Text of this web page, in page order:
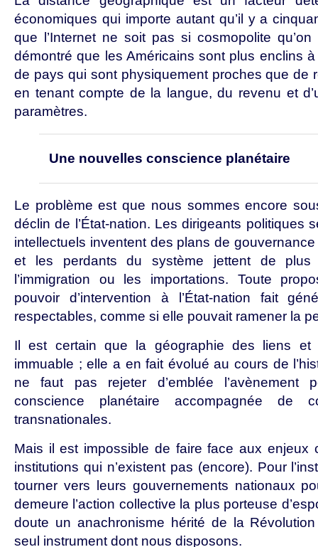
économiques qui importe autant qu’il y a
que l’Internet ne soit pas si cosmopolite
démontré que les Américains sont plus enclins
de pays qui sont physiquement proches que de
en tenant compte de la langue, du revenu et
paramètres.
Une nouvelles conscience planétaire
Le problème est que nous sommes encore
déclin de l’État-nation. Les dirigeants politiques
intellectuels inventent des plans de
et les perdants du système jettent de
l’immigration ou les importations. Toute
pouvoir d’intervention à l’État-nation fait
respectables, comme si elle pouvait ramener la
Il est certain que la géographie des liens et
immuable ; elle a en fait évolué au cours de
ne faut pas rejeter d’emblée l’avènement
conscience planétaire accompagnée de
transnationales.
Mais il est impossible de faire face aux enjeux
institutions qui n’existent pas (encore). Pour
tourner vers leurs gouvernements nationaux
demeure l’action collective la plus porteuse
doute un anachronisme hérité de la
seul instrument dont nous disposons.